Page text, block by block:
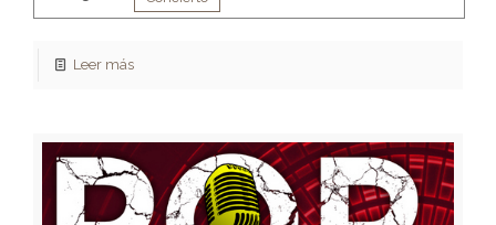
Leer más